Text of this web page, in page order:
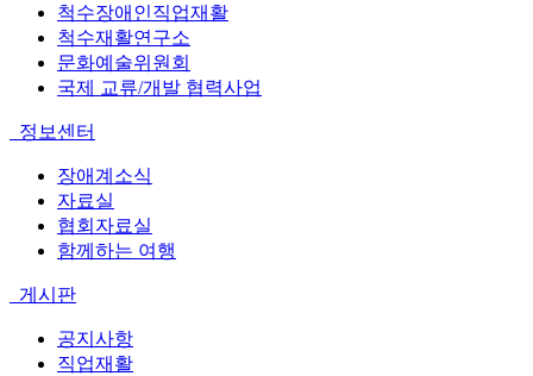
척수장애인직업재활
척수재활연구소
문화예술위원회
국제 교류/개발 협력사업
정보센터
장애계소식
자료실
협회자료실
함께하는 여행
게시판
공지사항
직업재활